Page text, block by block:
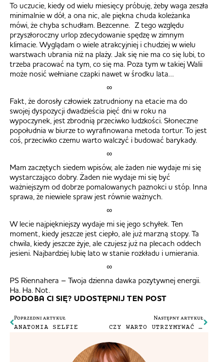
To uczucie, kiedy od wielu miesięcy próbuję, żeby waga zeszła
minimalnie w dół, a ona nic, ale piękna chuda koleżanka
mówi, że chyba schudłam. Bezcenne. Z tego względu
przyszłoroczny urlop zdecydowanie spędzę w zimnym
klimacie. Wyglądam o wiele atrakcyjniej i chudziej w wielu
warstwach ubrania niż na plaży. Jak się nie ma co się lubi, to
trzeba pracować na tym, co się ma. Poza tym w takiej Walii
może nosić wełniane czapki nawet w środku lata…
∞
Fakt, że dorosły człowiek zatrudniony na etacie ma do
swojej dyspozycji dwadzieścia pięć dni w roku na
wypoczynek, jest zbrodnią przeciwko ludzkości. Słoneczne
popołudnia w biurze to wyrafinowana metoda tortur. To jest
coś, przeciwko czemu warto walczyć i budować barykady.
∞
Mam zaczętych siedem wpisów, ale żaden nie wydaje mi się
wystarczająco dobry. Żaden nie wydaje mi się być
ważniejszym od dobrze pomalowanych paznokci u stóp. Inna
sprawa, że niewiele spraw jest równie ważnych.
∞
W lecie najpiękniejszy wydaje mi się jego schyłek. Ten
moment, kiedy jeszcze jest ciepło, ale już marzną stopy. Ta
chwila, kiedy jeszcze żyje, ale czujesz już na plecach oddech
jesieni. Najbardziej lubię lato w stanie rozkładu i umierania.
∞
PS Riennahera – Twoja dzienna dawka pozytywnej energii.
Ha. Ha. Not.
PODOBA CI SIĘ? UDOSTĘPNIJ TEN POST
Poprzedni artykuł
ANATOMIA SELFIE
Następny artykuł
CZY WARTO UTRZYMYWAĆ ZWIĄZEK NA ODLEGŁOŚĆ?